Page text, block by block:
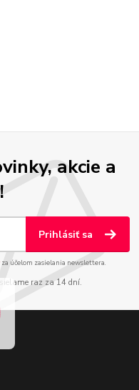
akcie a
Prihlásiť sa
za účelom zasielania newslettera.
raz za 14 dní.